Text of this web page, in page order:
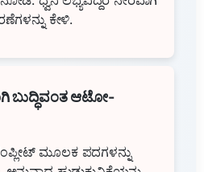
ಕೇಳಿ.
ಬುದ್ಧಿವಂತ ಆಟೋ-
ಮೂಲಕ ಪದಗಳನ್ನು